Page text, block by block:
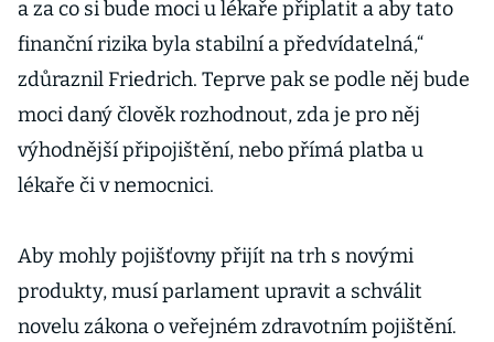
a za co si bude moci u lékaře připlatit a aby tato
finanční rizika byla stabilní a předvídatelná,“
zdůraznil Friedrich. Teprve pak se podle něj bude
moci daný člověk rozhodnout, zda je pro něj
výhodnější připojištění, nebo přímá platba u
lékaře či v nemocnici.
Aby mohly pojišťovny přijít na trh s novými
produkty, musí parlament upravit a schválit
novelu zákona o veřejném zdravotním pojištění.